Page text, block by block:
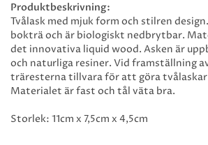
Produktbeskrivning:
Tvålask med mjuk form och stilren
bokträ och är biologiskt nedbrytbar.
det innovativa liquid wood. Asken är
och naturliga resiner. Vid framställning
träresterna tillvara för att göra
Materialet är fast och tål väta bra.
Storlek: 11cm x 7,5cm x 4,5cm